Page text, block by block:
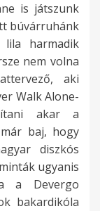
is játszunk
búvárruhánk
lila harmadik
nem volna
aki
Walk Alone-
akar a
baj, hogy
diszkós
ugyanis
a Devergo
bakardikóla